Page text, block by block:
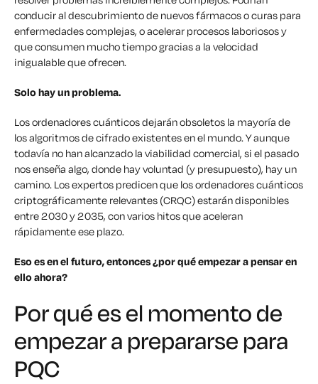
conducir al descubrimiento de nuevos fármacos o curas para
enfermedades complejas, o acelerar procesos laboriosos y
que consumen mucho tiempo gracias a la velocidad
inigualable que ofrecen.
Solo hay un problema.
Los ordenadores cuánticos dejarán obsoletos la mayoría de
los algoritmos de cifrado existentes en el mundo. Y aunque
todavía no han alcanzado la viabilidad comercial, si el pasado
nos enseña algo, donde hay voluntad (y presupuesto), hay un
camino. Los expertos predicen que los ordenadores cuánticos
criptográficamente relevantes (CRQC) estarán disponibles
entre 2030 y 2035, con varios hitos que aceleran
rápidamente ese plazo.
Eso es en el futuro, entonces ¿por qué empezar a pensar en
ello ahora?
Por qué es el momento de
empezar a prepararse para
PQC